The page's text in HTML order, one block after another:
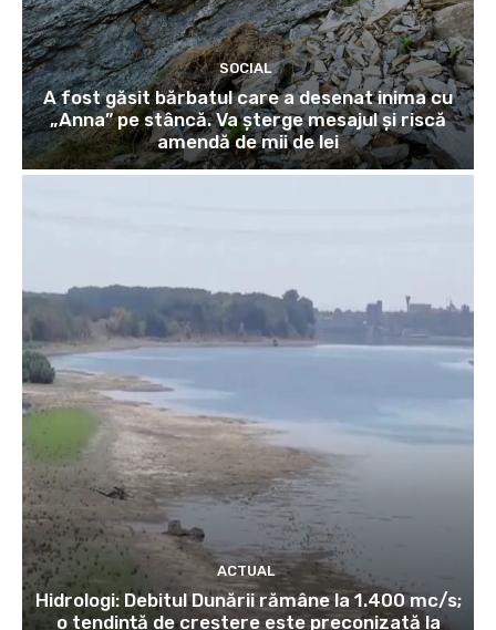
SOCIAL
A fost găsit bărbatul care a desenat inima cu
„Anna” pe stâncă. Va șterge mesajul și riscă
amendă de mii de lei
ACTUAL
Hidrologi: Debitul Dunării rămâne la 1.400 mc/s;
o tendință de creștere este preconizată la